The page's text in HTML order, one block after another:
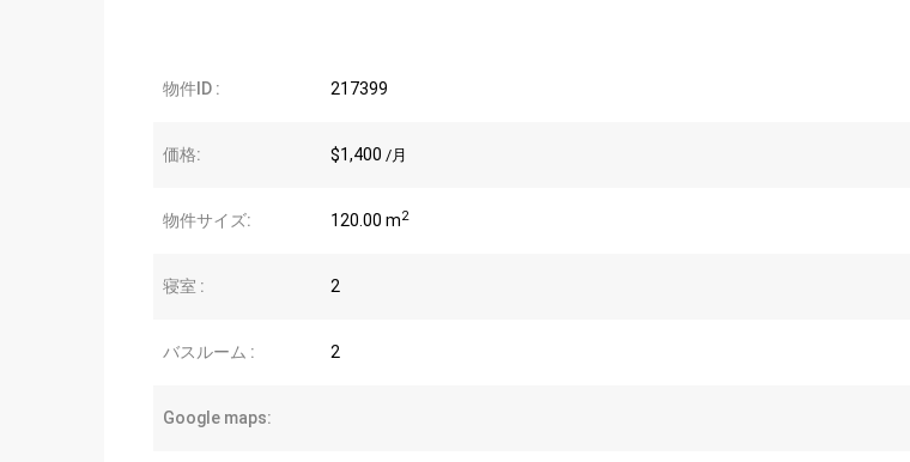
物件ID : 217399
価格: $1,400 /月
物件サイズ: 120.00 m2
寝室 : 2
バスルーム : 2
Google maps: